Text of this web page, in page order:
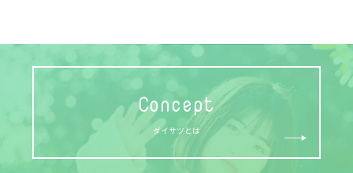
Concept
ダイサツとは